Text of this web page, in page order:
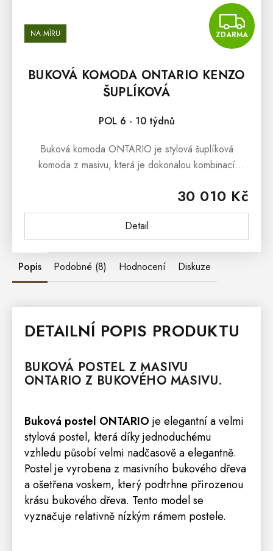
NA MÍRU ZDARMA
BUKOVÁ KOMODA ONTARIO KENZO
ŠUPLÍKOVÁ
POL 6 - 10 týdnů
30 010 Kč
Detail
Buková komoda ONTARIO je stylová šuplíková
komoda z masivu, která je dokonalou kombinací
dřeva.Buková masivní komoda ONTARIO se skvěle...
Popis Podobné (8) Hodnocení Diskuze
DETAILNÍ POPIS PRODUKTU
BUKOVÁ POSTEL Z MASIVU
ONTARIO Z BUKOVÉHO MASIVU.
Buková postel ONTARIO je elegantní a velmi
stylová postel, která díky jednoduchému
vzhledu působí velmi nadčasově a elegantně.
Postel je vyrobena z masivního bukového dřeva
a ošetřena voskem, který podtrhne přirozenou
krásu bukového dřeva. Tento model se
vyznačuje relativně nízkým rámem postele.